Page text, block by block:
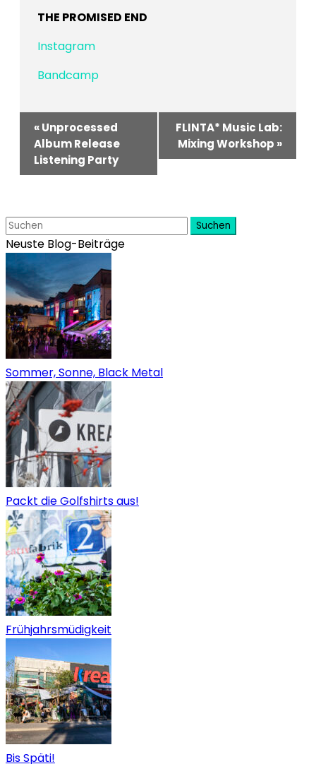
THE PROMISED END
Instagram
Bandcamp
Navigation
«Unprocessed
Album Release
Listening Party
FLINTA* Music Lab:
Mixing Workshop »
Suchen
Neuste Blog-Beiträge
Sommer, Sonne, Black Metal
Packt die Golfshirts aus!
Frühjahrsmüdigkeit
Bis Späti!